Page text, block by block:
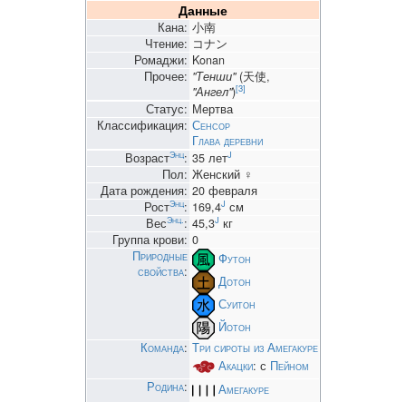
Данные
Кана: 小南
Чтение: コナン
Ромаджи: Konan
Прочее: "Тенши"(天使,
"Ангел")[3]
Статус: Мертва
Классификация: Сенсор
Глава деревни
ВозрастЭнц: 35 летJ
Пол: Женский ♀
Дата рождения: 20 февраля
РостЭнц: 169,4J см
ВесЭнц.: 45,3J кг
Группа крови: 0
Природные
свойства:
Футон
Дотон
Суитон
Йотон
Команда: Три сироты из Амегакуре
Акацки: с Пейном
Родина: Амегакуре